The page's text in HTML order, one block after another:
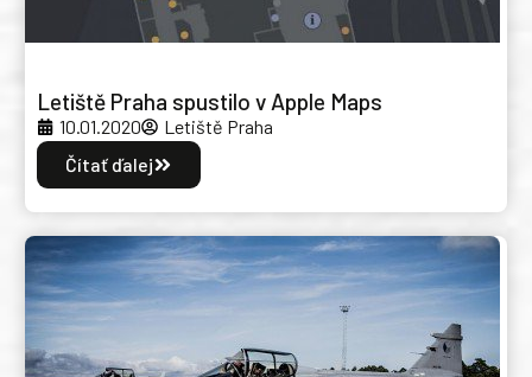
Letiště Praha spustilo v Apple Maps
10.01.2020
Letiště Praha
Čítať ďalej